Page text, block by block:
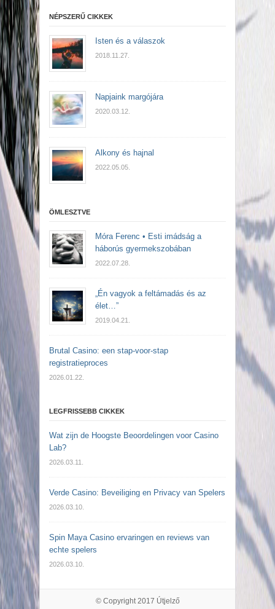
NÉPSZERŰ CIKKEK
Isten és a válaszok
2018.11.27.
Napjaink margójára
2020.03.12.
Alkony és hajnal
2022.05.05.
ÖMLESZTVE
Móra Ferenc • Esti imádság a
háborús gyermekszobában
2022.07.28.
„Én vagyok a feltámadás és az
élet…”
2019.04.21.
Brutal Casino: een stap-voor-stap
registratieproces
2026.01.22.
LEGFRISSEBB CIKKEK
Wat zijn de Hoogste Beoordelingen voor Casino
Lab?
2026.03.11.
Verde Casino: Beveiliging en Privacy van Spelers
2026.03.10.
Spin Maya Casino ervaringen en reviews van
echte spelers
2026.03.10.
© Copyright 2017 Útjelző